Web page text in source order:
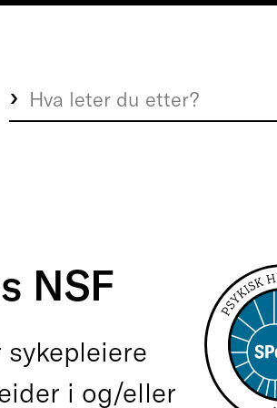
Søk
NSF
i og/eller